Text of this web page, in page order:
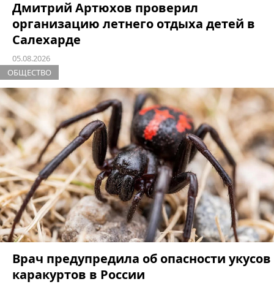
Дмитрий Артюхов проверил
организацию летнего отдыха детей в
Салехарде
05.08.2026
ОБЩЕСТВО
Врач предупредила об опасности укусов
каракуртов в России